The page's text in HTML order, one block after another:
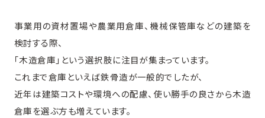
事業用の資材置場や農業用倉庫、機械保管庫などの建築を
検討する際、
「木造倉庫」という選択肢に注目が集まっています。
これまで倉庫といえば鉄骨造が一般的でしたが、
近年は建築コストや環境への配慮、使い勝手の良さから木造
倉庫を選ぶ方も増えています。